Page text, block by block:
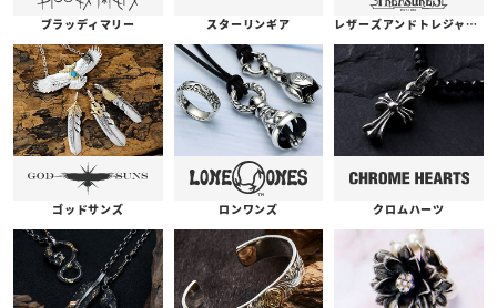
ブラッディマリー スターリンギア レザーズアンドトレジャーズ
ゴッドサンズ ロンワンズ クロムハーツ